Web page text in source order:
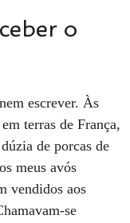
escrever. Às
terras de França,
de porcas de
meus avós
vendidos aos
se